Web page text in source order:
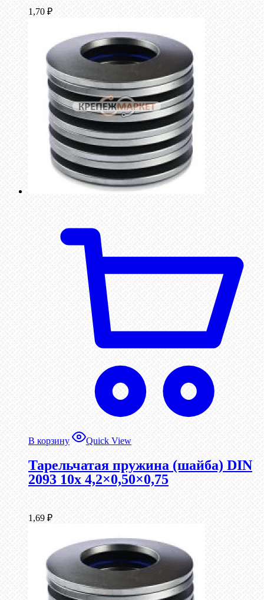
1,70 ₽
В корзину Quick View
Тарельчатая пружина (шайба) DIN
2093 10x 4,2×0,50×0,75
1,69 ₽